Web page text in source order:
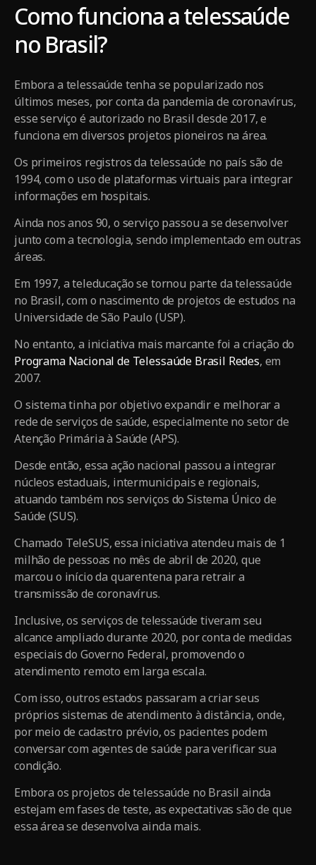
Como funciona a telessaúde
no Brasil?
Embora a telessaúde tenha se popularizado nos
últimos meses, por conta da pandemia de coronavírus,
esse serviço é autorizado no Brasil desde 2017, e
funciona em diversos projetos pioneiros na área.
Os primeiros registros da telessaúde no país são de
1994, com o uso de plataformas virtuais para integrar
informações em hospitais.
Ainda nos anos 90, o serviço passou a se desenvolver
junto com a tecnologia, sendo implementado em outras
áreas.
Em 1997, a teleducação se tornou parte da telessaúde
no Brasil, com o nascimento de projetos de estudos na
Universidade de São Paulo (USP).
No entanto, a iniciativa mais marcante foi a criação do
Programa Nacional de Telessaúde Brasil Redes, em
2007.
O sistema tinha por objetivo expandir e melhorar a
rede de serviços de saúde, especialmente no setor de
Atenção Primária à Saúde (APS).
Desde então, essa ação nacional passou a integrar
núcleos estaduais, intermunicipais e regionais,
atuando também nos serviços do Sistema Único de
Saúde (SUS).
Chamado TeleSUS, essa iniciativa atendeu mais de 1
milhão de pessoas no mês de abril de 2020, que
marcou o início da quarentena para retrair a
transmissão de coronavírus.
Inclusive, os serviços de telessaúde tiveram seu
alcance ampliado durante 2020, por conta de medidas
especiais do Governo Federal, promovendo o
atendimento remoto em larga escala.
Com isso, outros estados passaram a criar seus
próprios sistemas de atendimento à distância, onde,
por meio de cadastro prévio, os pacientes podem
conversar com agentes de saúde para verificar sua
condição.
Embora os projetos de telessaúde no Brasil ainda
estejam em fases de teste, as expectativas são de que
essa área se desenvolva ainda mais.